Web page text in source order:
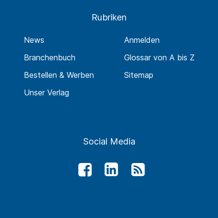
Rubriken
News
Branchenbuch
Bestellen & Werben
Unser Verlag
Anmelden
Glossar von A bis Z
Sitemap
Social Media